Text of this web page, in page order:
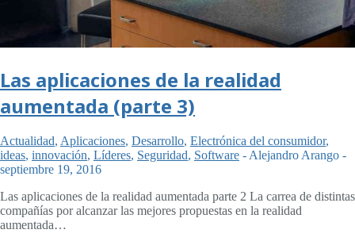
Las aplicaciones de la realidad
aumentada (parte 3)
Actualidad, Aplicaciones, Desarrollo, Electrónica del consumidor,
ideas, innovación, Líderes, Seguridad, Software -Alejandro Arango -
septiembre 19, 2016
Las aplicaciones de la realidad aumentada parte 2 La carrea de distintas
compañías por alcanzar las mejores propuestas en la realidad
aumentada…